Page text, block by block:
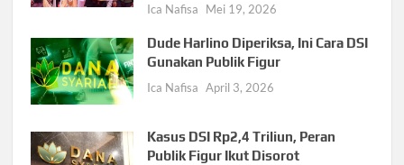
Ica Nafisa Mei 19, 2026
Dude Harlino Diperiksa, Ini Cara DSI
Gunakan Publik Figur
Ica Nafisa April 3, 2026
Kasus DSI Rp2,4 Triliun, Peran
Publik Figur Ikut Disorot